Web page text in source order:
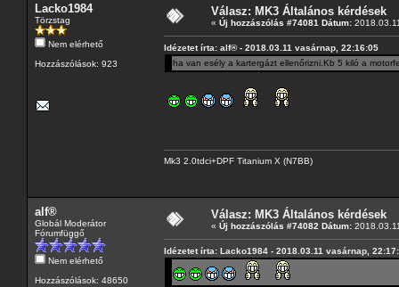
Lacko1984
Törzstag
Nem elérhető
Hozzászólások: 923
Válasz: MK3 Általános kérdések
« Új hozzászólás #74081 Dátum:
Idézetet írta: alf® - 2018.03.11 vasárnap, 22:16:05
ha van esély a kartergázt ellenőrizni.Kb 5 kiló a
Mk3 2.0tdci+DPF Titanium X (N7BB)
alf®
Globál Moderátor
Fórumfüggő
Nem elérhető
Hozzászólások: 48650
Válasz: MK3 Általános kérdések
« Új hozzászólás #74082 Dátum:
Idézetet írta: Lacko1984 - 2018.03.11 vasárnap,